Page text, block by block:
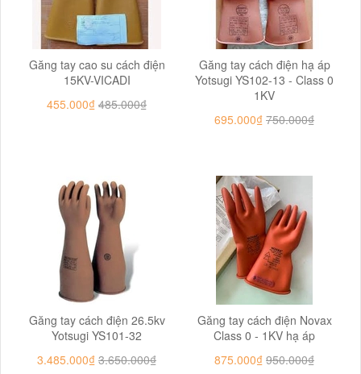
Găng tay cao su cách điện
15KV-VICADI
455.000₫ 485.000₫
Găng tay cách điện hạ áp
Yotsugi YS102-13 - Class 0
1KV
695.000₫ 750.000₫
Găng tay cách điện 26.5kv
Yotsugi YS101-32
3.485.000₫ 3.650.000₫
Găng tay cách điện Novax
Class 0 - 1KV hạ áp
875.000₫ 950.000₫